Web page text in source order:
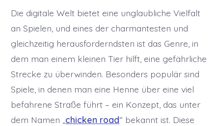
Die digitale Welt bietet eine unglaubliche Vielfalt
an Spielen, und eines der charmantesten und
gleichzeitig herausforderndsten ist das Genre, in
dem man einem kleinen Tier hilft, eine gefährliche
Strecke zu überwinden. Besonders populär sind
Spiele, in denen man eine Henne über eine viel
befahrene Straße führt – ein Konzept, das unter
dem Namen „ chicken road“ bekannt ist. Diese